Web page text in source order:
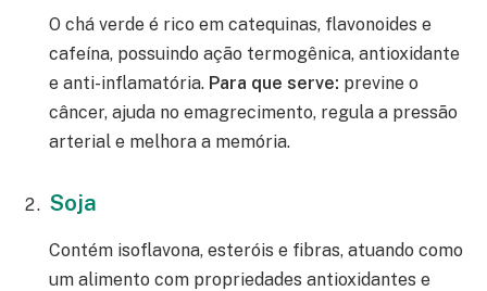
O chá verde é rico em catequinas, flavonoides e
cafeína, possuindo ação termogênica, antioxidante
e anti-inflamatória. Para que serve: previne o
câncer, ajuda no emagrecimento, regula a pressão
arterial e melhora a memória.
Soja
Contém isoflavona, esteróis e fibras, atuando como
um alimento com propriedades antioxidantes e